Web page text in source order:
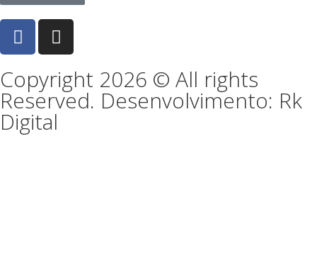
Copyright 2026 © All rights
Reserved. Desenvolvimento: Rk
Digital